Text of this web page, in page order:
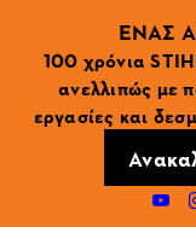
ΕΝΑΣ
100 χρόνια
ανελλιπώς με
εργασίες και